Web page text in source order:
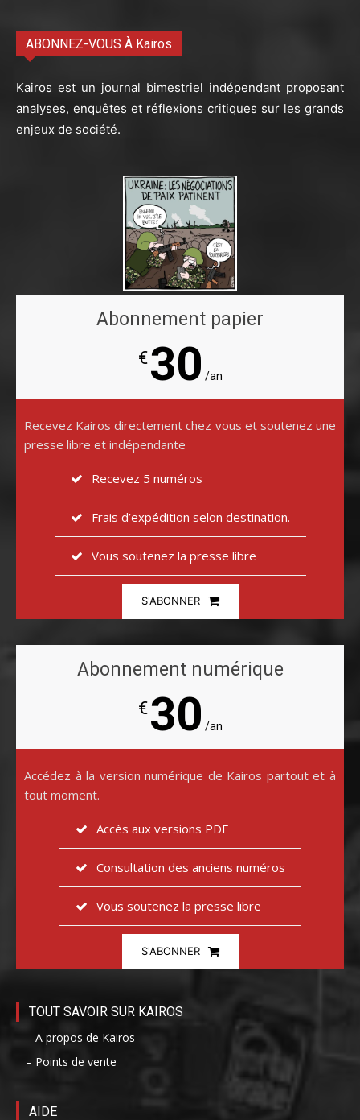
ABONNEZ-VOUS À Kairos
Kairos est un journal bimestriel indépendant proposant
analyses, enquêtes et réflexions critiques sur les grands
enjeux de société.
Abonnement papier
€30 /an
Recevez Kairos directement chez vous et soutenez une
presse libre et indépendante
Recevez 5 numéros
Frais d’expédition selon destination.
Vous soutenez la presse libre
S'ABONNER
Abonnement numérique
€30 /an
Accédez à la version numérique de Kairos partout et à
tout moment.
Accès aux versions PDF
Consultation des anciens numéros
Vous soutenez la presse libre
S'ABONNER
TOUT SAVOIR SUR KAIROS
– A propos de Kairos
– Points de vente
AIDE